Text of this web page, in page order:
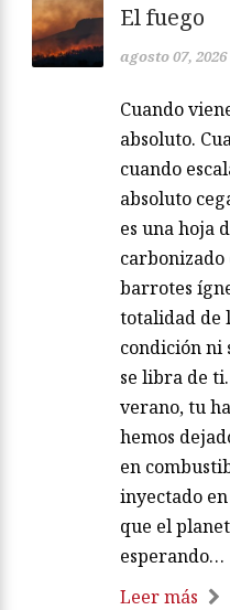
El fuego
agosto 07, 2026
Cuando
absoluto.
cuando
absoluto
es una hoja
carbonizado
barrotes
totalidad de
condición ni
se libra de
verano, tu
hemos
en
inyectado
que el
esperando…
Leer más